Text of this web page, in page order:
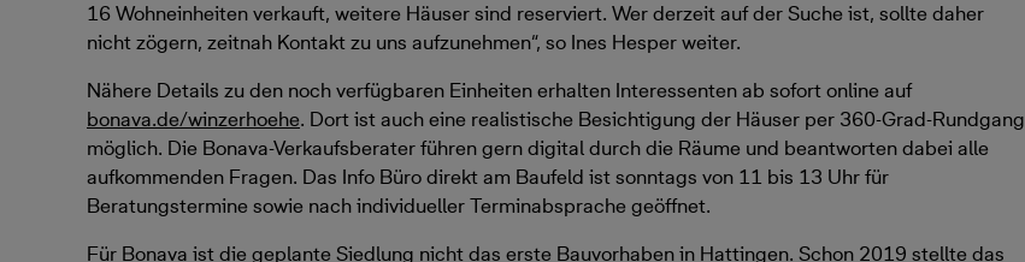
16 Wohneinheiten verkauft, weitere Häuser sind reserviert. Wer derzeit auf der Suche ist, sollte daher
nicht zögern, zeitnah Kontakt zu uns aufzunehmen“, so Ines Hesper weiter.
Nähere Details zu den noch verfügbaren Einheiten erhalten Interessenten ab sofort online auf
bonava.de/winzerhoehe. Dort ist auch eine realistische Besichtigung der Häuser per 360-Grad-Rundgang
möglich. Die Bonava-Verkaufsberater führen gern digital durch die Räume und beantworten dabei alle
aufkommenden Fragen. Das Info Büro direkt am Baufeld ist sonntags von 11 bis 13 Uhr für
Beratungstermine sowie nach individueller Terminabsprache geöffnet.
Für Bonava ist die geplante Siedlung nicht das erste Bauvorhaben in Hattingen. Schon 2019 stellte das